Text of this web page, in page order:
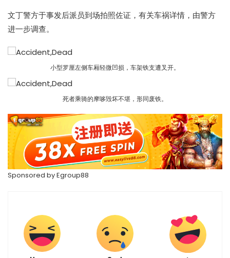
文丁警方于事发后派员到场拍照佐证，有关车祸详情，由警方
进一步调查。
小型罗厘左侧车厢轻微凹损，车架铁支遭叉开。
死者乘骑的摩哆毁坏不堪，形同废铁。
Sponsored byEgroup88